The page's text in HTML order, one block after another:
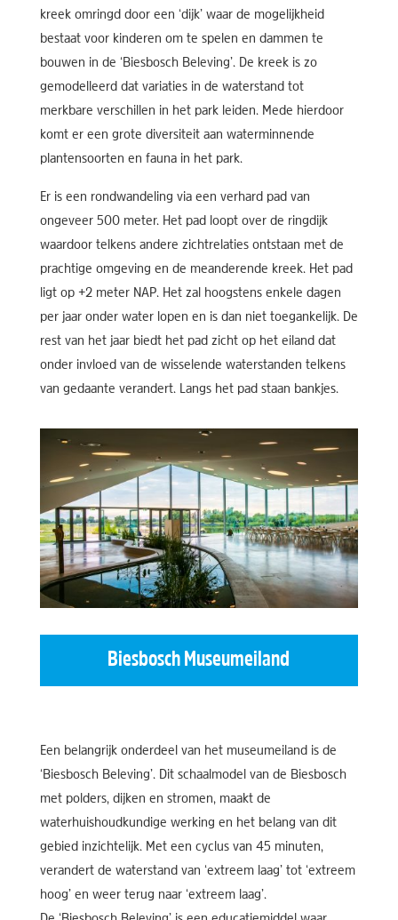
kreek omringd door een ‘dijk’ waar de mogelijkheid
bestaat voor kinderen om te spelen en dammen te
bouwen in de ‘Biesbosch Beleving’. De kreek is zo
gemodelleerd dat variaties in de waterstand tot
merkbare verschillen in het park leiden. Mede hierdoor
komt er een grote diversiteit aan waterminnende
plantensoorten en fauna in het park.
Er is een rondwandeling via een verhard pad van
ongeveer 500 meter. Het pad loopt over de ringdijk
waardoor telkens andere zichtrelaties ontstaan met de
prachtige omgeving en de meanderende kreek. Het pad
ligt op +2 meter NAP. Het zal hoogstens enkele dagen
per jaar onder water lopen en is dan niet toegankelijk. De
rest van het jaar biedt het pad zicht op het eiland dat
onder invloed van de wisselende waterstanden telkens
van gedaante verandert. Langs het pad staan bankjes.
Biesbosch Museumeiland
Een belangrijk onderdeel van het museumeiland is de
‘Biesbosch Beleving’. Dit schaalmodel van de Biesbosch
met polders, dijken en stromen, maakt de
waterhuishoudkundige werking en het belang van dit
gebied inzichtelijk. Met een cyclus van 45 minuten,
verandert de waterstand van ‘extreem laag’ tot ‘extreem
hoog’ en weer terug naar ‘extreem laag’.